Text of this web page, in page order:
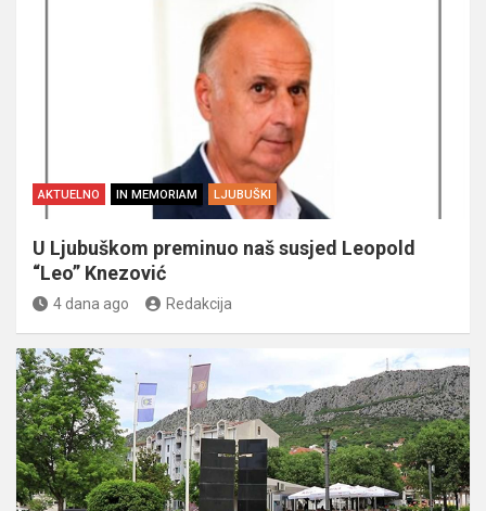
AKTUELNO IN MEMORIAM LJUBUŠKI
U Ljubuškom preminuo naš susjed Leopold
“Leo” Knezović
4 dana ago Redakcija